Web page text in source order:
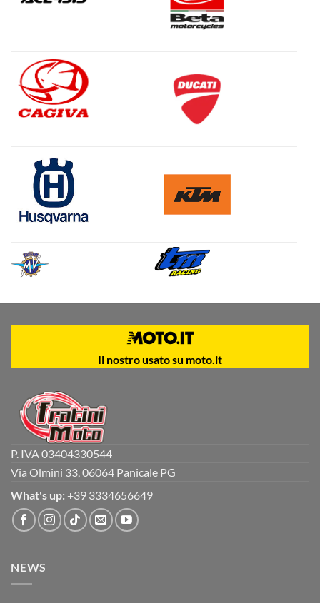
Il nostro usato su moto.it
P. IVA 03404330544
Via Olmini 33, 06064 Panicale PG
What's up: +39 3334656649
NEWS